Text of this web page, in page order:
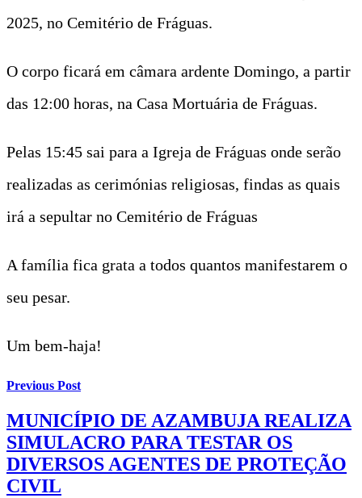
2025, no Cemitério de Fráguas.
O corpo ficará em câmara ardente Domingo, a partir
das 12:00 horas, na Casa Mortuária de Fráguas.
Pelas 15:45 sai para a Igreja de Fráguas onde serão
realizadas as cerimónias religiosas, findas as quais
irá a sepultar no Cemitério de Fráguas
A família fica grata a todos quantos manifestarem o
seu pesar.
Um bem-haja!
Previous Post
MUNICÍPIO DE AZAMBUJA REALIZA
SIMULACRO PARA TESTAR OS
DIVERSOS AGENTES DE PROTEÇÃO
CIVIL